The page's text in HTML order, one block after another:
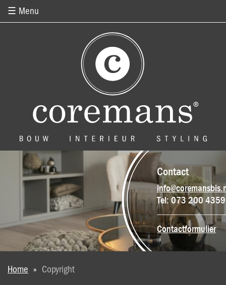
Overslaan en naar de inhoud gaan
☰ Menu
Contact
Tel: 073 200 4359
Contactformulier
U bent hier
Home » Copyright